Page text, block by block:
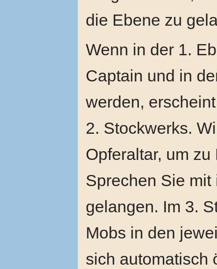
die Ebene zu
Wenn in der 1.
Captain und in
werden,
2. Stockwerks.
Opferaltar, um
Sprechen Sie
gelangen. Im 3.
Mobs in den
sich automatisch